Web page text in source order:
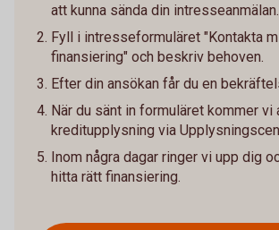
att kunna sända din intresseanmälan.
Fyll i intresseformuläret "Kontakta
finansiering" och beskriv behoven.
Efter din ansökan får du en
När du sänt in formuläret kommer vi
kreditupplysning via
Inom några dagar ringer vi upp dig
hitta rätt finansiering.